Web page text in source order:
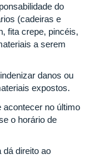
do
(cadeiras e
fita crepe, pincéis,
a serem
danos ou
expostos.
acontecer no último
o horário de
dá direito ao